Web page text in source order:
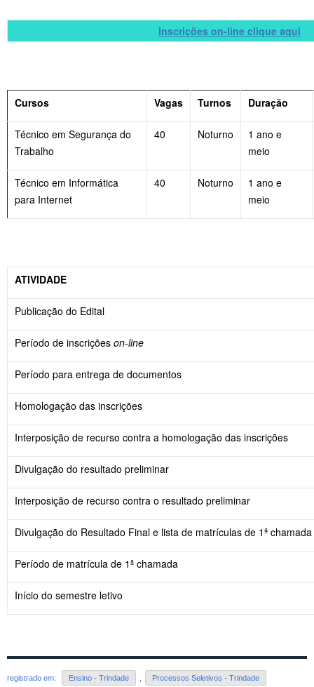
Inscrições on-line clique aqui
Cursos Vagas Turnos Duração
Técnico em Segurança do
Trabalho
40 Noturno
1 ano e
meio
Técnico em Informática
para Internet
40 Noturno
1 ano e
meio
ATIVIDADE
Publicação do Edital
Período de inscrições on-line
Período para entrega de documentos
Homologação das inscrições
Interposição de recurso contra a homologação das inscrições
Divulgação do resultado preliminar
Interposição de recurso contra o resultado preliminar
Divulgação do Resultado Final e lista de matrículas de 1ª chamada
Período de matrícula de 1ª chamada
Início do semestre letivo
registrado em: Ensino - Trindade Processos Seletivos - Trindade